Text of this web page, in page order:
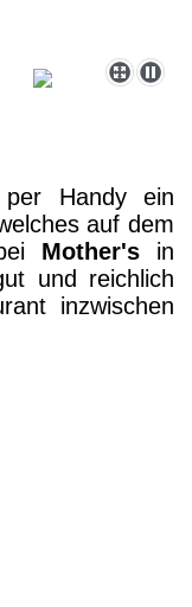
Handy ein
auf dem
Mother's in
und reichlich
inzwischen